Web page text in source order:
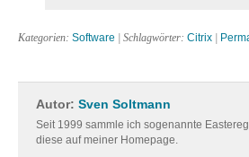
Kategorien: Software | Schlagwörter: Citrix
Autor: Sven Soltmann
Seit 1999 sammle ich sogenannte
diese auf meiner Homepage.